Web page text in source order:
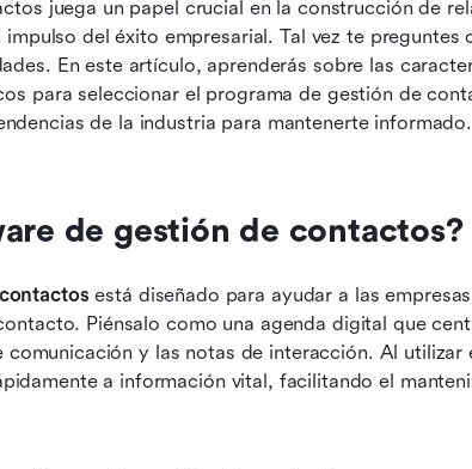
juega un papel crucial en la construcción de
del éxito empresarial. Tal vez te preguntes
En este artículo, aprenderás sobre las
para seleccionar el programa de gestión de
de la industria para mantenerte informado.
de gestión de contactos?
está diseñado para ayudar a las
Piénsalo como una agenda digital que
y las notas de interacción. Al utilizar
a información vital, facilitando el